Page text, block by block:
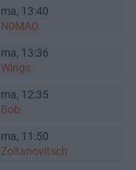
ma, 13:40
N0MAD
ma, 13:36
Wings
ma, 12:35
Bob
ma, 11:50
Zoltanovitsch